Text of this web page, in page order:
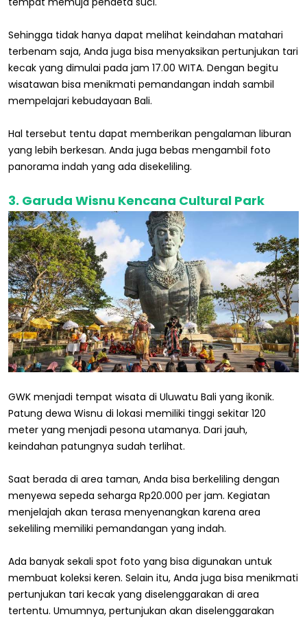
Sehingga tidak hanya dapat melihat keindahan matahari
terbenam saja, Anda juga bisa menyaksikan pertunjukan tari
kecak yang dimulai pada jam 17.00 WITA. Dengan begitu
wisatawan bisa menikmati pemandangan indah sambil
mempelajari kebudayaan Bali.
Hal tersebut tentu dapat memberikan pengalaman liburan
yang lebih berkesan. Anda juga bebas mengambil foto
panorama indah yang ada disekeliling.
3. Garuda Wisnu Kencana Cultural Park
GWK menjadi tempat wisata di Uluwatu Bali yang ikonik.
Patung dewa Wisnu di lokasi memiliki tinggi sekitar 120
meter yang menjadi pesona utamanya. Dari jauh,
keindahan patungnya sudah terlihat.
Saat berada di area taman, Anda bisa berkeliling dengan
menyewa sepeda seharga Rp20.000 per jam. Kegiatan
menjelajah akan terasa menyenangkan karena area
sekeliling memiliki pemandangan yang indah.
Ada banyak sekali spot foto yang bisa digunakan untuk
membuat koleksi keren. Selain itu, Anda juga bisa menikmati
pertunjukan tari kecak yang diselenggarakan di area
tertentu. Umumnya, pertunjukan akan diselenggarakan